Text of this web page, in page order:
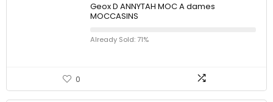
Geox D ANNYTAH MOC A dames
MOCCASINS
Already Sold: 71%
0